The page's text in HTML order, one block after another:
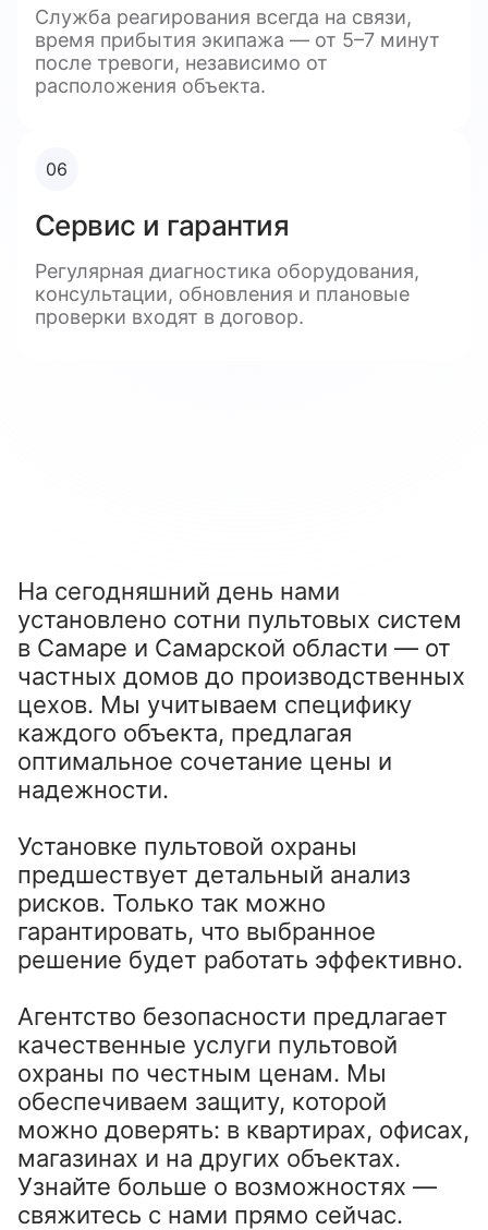
Служба реагирования всегда на связи,
время прибытия экипажа — от 5–7 минут
после тревоги, независимо от
расположения объекта.
06
Сервис и гарантия
Регулярная диагностика оборудования,
консультации, обновления и плановые
проверки входят в договор.
На сегодняшний день нами
установлено сотни пультовых систем
в Самаре и Самарской области — от
частных домов до производственных
цехов. Мы учитываем специфику
каждого объекта, предлагая
оптимальное сочетание цены и
надежности.
Установке пультовой охраны
предшествует детальный анализ
рисков. Только так можно
гарантировать, что выбранное
решение будет работать эффективно.
Агентство безопасности предлагает
качественные услуги пультовой
охраны по честным ценам. Мы
обеспечиваем защиту, которой
можно доверять: в квартирах, офисах,
магазинах и на других объектах.
Узнайте больше о возможностях —
свяжитесь с нами прямо сейчас.